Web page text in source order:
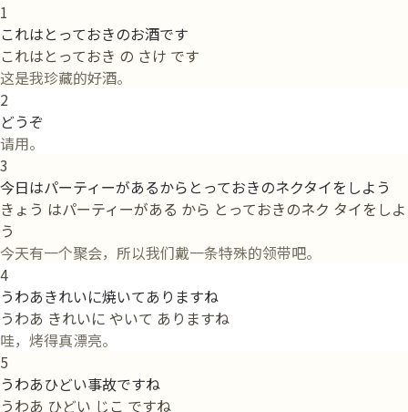
1
これはとっておきのお酒です
これはとっておき の さけ です
这是我珍藏的好酒。
2
どうぞ
请用。
3
今日はパーティーがあるからとっておきのネクタイをしよう
きょう はパーティーがある から とっておきのネク タイをしよ
う
今天有一个聚会，所以我们戴一条特殊的领带吧。
4
うわあきれいに焼いてありますね
うわあ きれいに やいて ありますね
哇，烤得真漂亮。
5
うわあひどい事故ですね
うわあ ひどい じこ ですね